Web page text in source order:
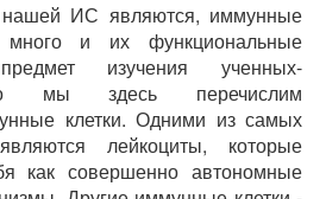
нашей ИС являются, иммунные
и их функциональные
изучения ученных-
мы здесь перечислим
клетки. Одними из самых
лейкоциты, которые
как совершенно автономные